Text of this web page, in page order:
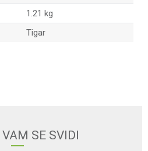
1.21 kg
Tigar
SE SVIDI